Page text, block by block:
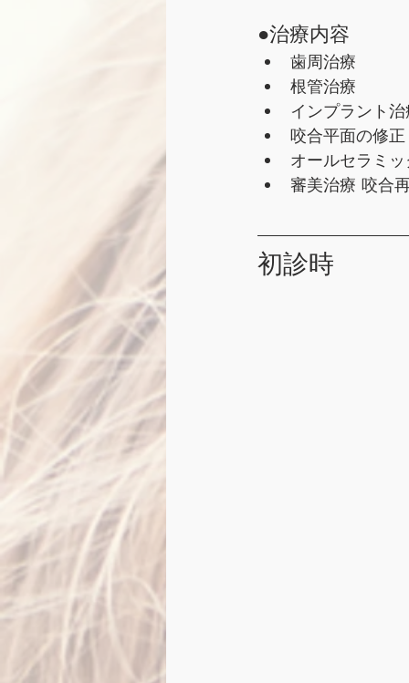
●治療内容
歯周治療
根管治療
インプラント
咬合平面の修
オールセラミ
審美治療 咬合
初診時